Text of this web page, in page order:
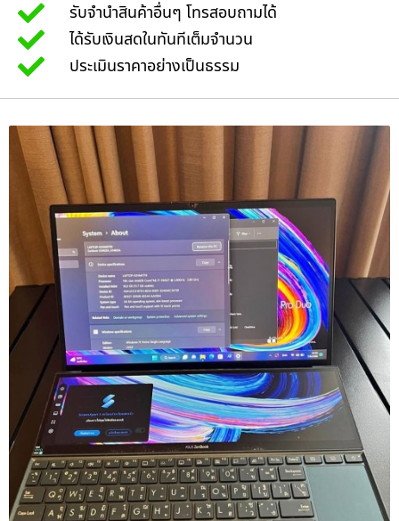
รับจำนำสินค้าอื่นๆ โทรสอบถามได้
ได้รับเงินสดในทันทีเต็มจำนวน
ประเมินราคาอย่างเป็นธรรม